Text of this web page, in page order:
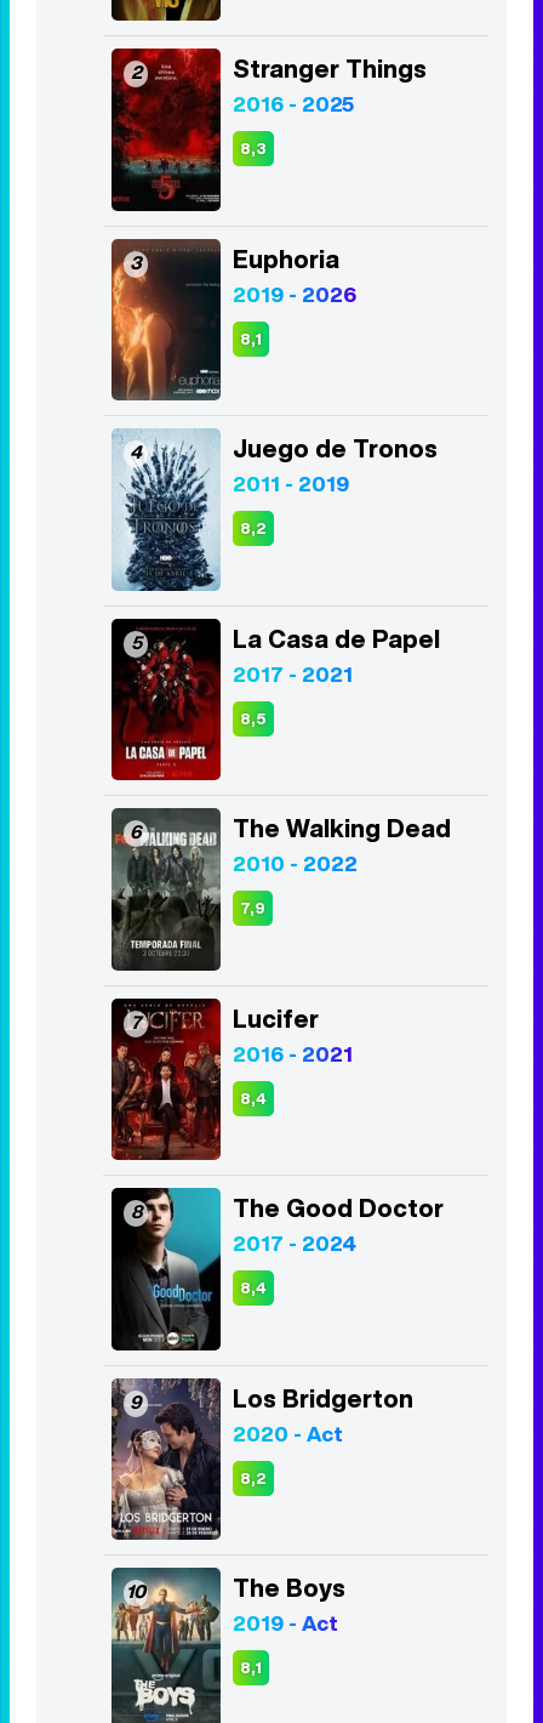
Top Series
1 Vis a vis
8,4
2 Stranger Things
8,3
3 Euphoria
8,1
4 Juego de Tronos
8,2
5 La Casa de Papel
8,5
6 The Walking Dead
7,9
7 Lucifer
8,4
8 The Good Doctor
8,4
9 Los Bridgerton